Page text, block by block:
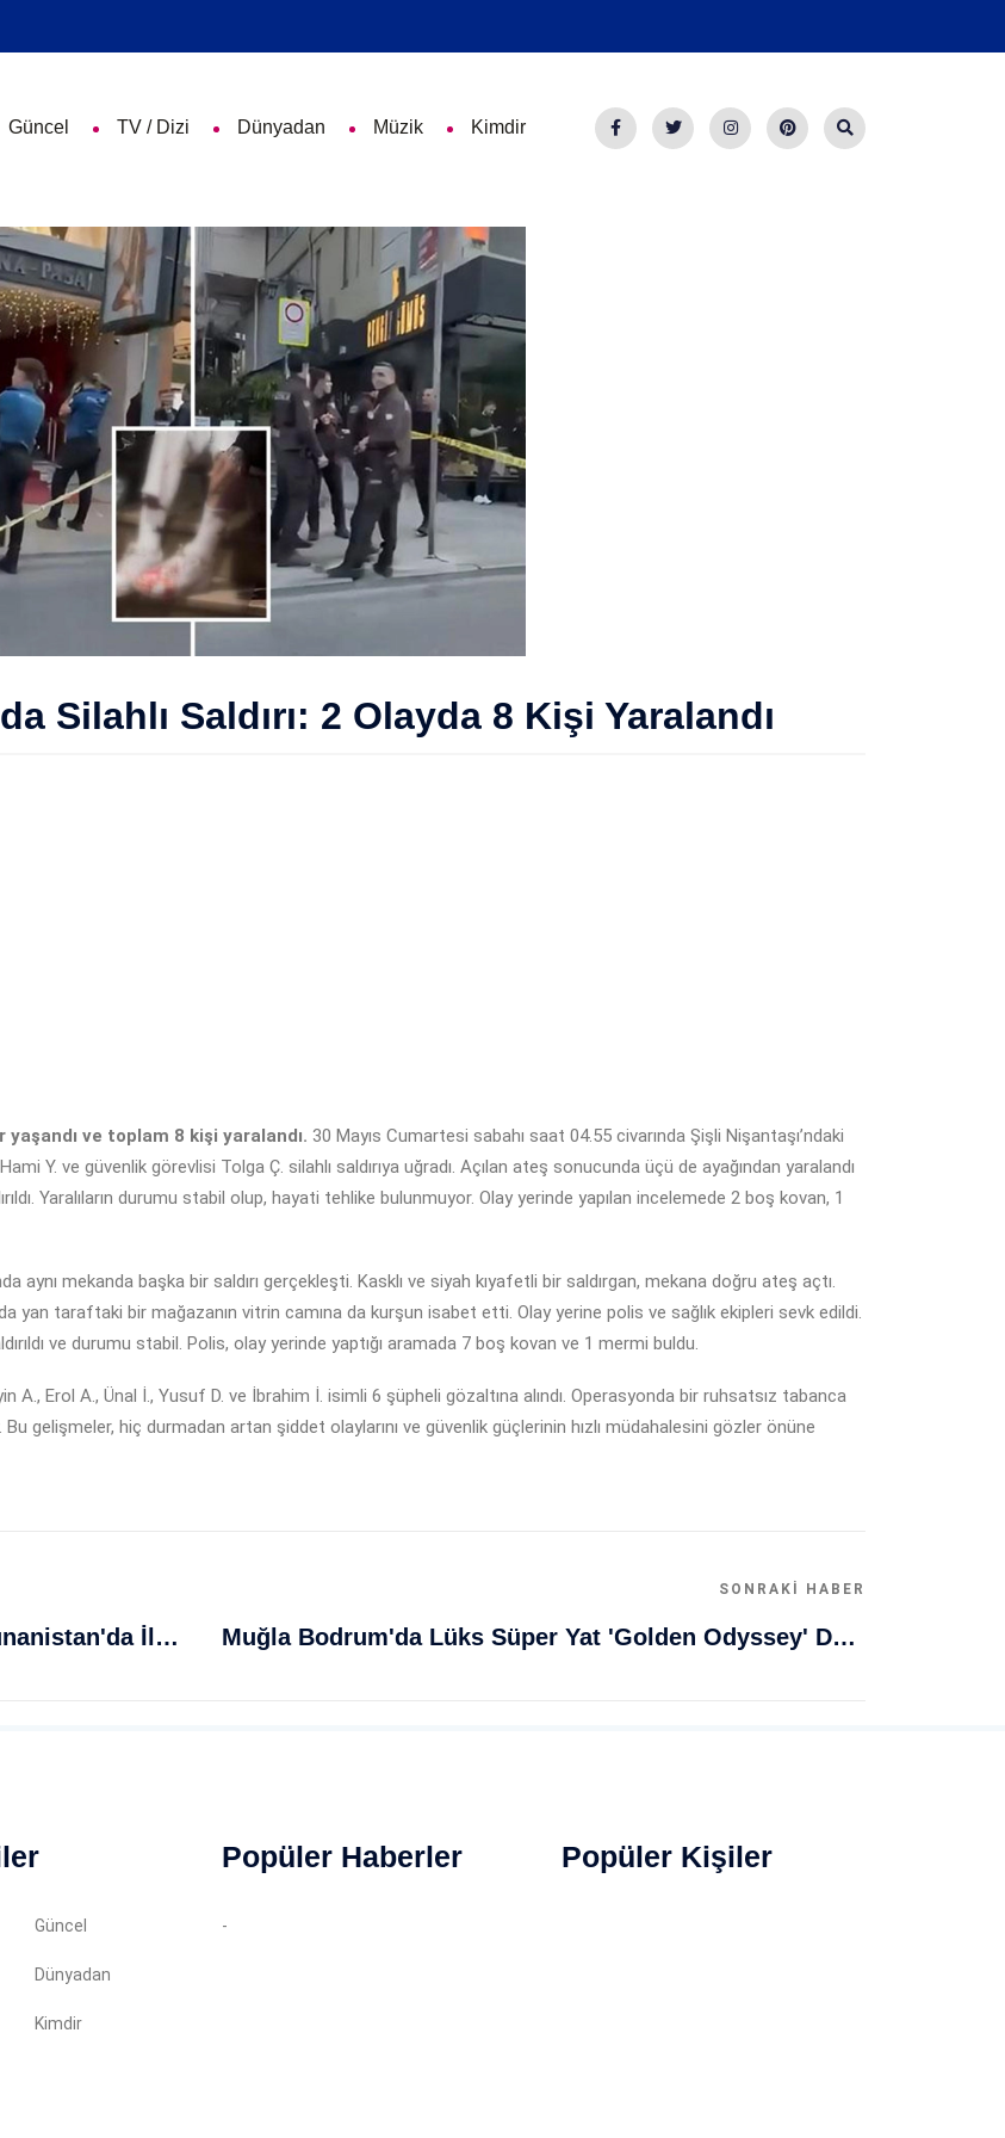
Güncel TV / Dizi Dünyadan Müzik Kimdir
Silahlı Saldırı: 2 Olayda 8 Kişi Yaralandı
yaşandı ve toplam 8 kişi yaralandı. 30 Mayıs Cumartesi sabahı saat 04.55 civarında Şişli Nişantaşı’ndaki
Y. ve güvenlik görevlisi Tolga Ç. silahlı saldırıya uğradı. Açılan ateş sonucunda üçü de ayağından yaralandı
Yaralıların durumu stabil olup, hayati tehlike bulunmuyor. Olay yerinde yapılan incelemede 2 boş kovan, 1
aynı mekanda başka bir saldırı gerçekleşti. Kasklı ve siyah kıyafetli bir saldırgan, mekana doğru ateş açtı.
yan taraftaki bir mağazanın vitrin camına da kurşun isabet etti. Olay yerine polis ve sağlık ekipleri sevk edildi.
ve durumu stabil. Polis, olay yerinde yaptığı aramada 7 boş kovan ve 1 mermi buldu.
A., Erol A., Ünal İ., Yusuf D. ve İbrahim İ. isimli 6 şüpheli gözaltına alındı. Operasyonda bir ruhsatsız tabanca
gelişmeler, hiç durmadan artan şiddet olaylarını ve güvenlik güçlerinin hızlı müdahalesini gözler önüne
Türk Elektronik Harp Uçağı Hava SOJ Yunanistan'da İlk Kez Görüntülendi
SONRAKI HABER
Muğla Bodrum'da Lüks Süper Yat 'Golden Odyssey' Demirledi
Güncel
Dünyadan
Kimdir
Popüler Haberler
-
Popüler Kişiler